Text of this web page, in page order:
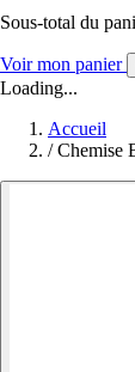
Sous-total du
Voir mon panier
Loading...
Accueil
/ Chemise